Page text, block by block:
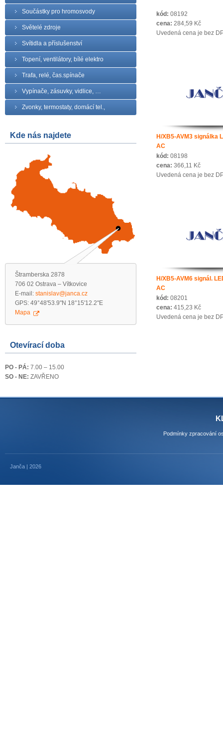
Součástky pro hromosvody
Světelé zdroje
Svítidla a příslušenství
Topení, ventilátory, bílé elektro
Trafa, relé, čas.spínače
Vypínače, zásuvky, vidlice, …
Zvonky, termostaty, domácí tel.,
Kde nás najdete
Štramberska 2878
706 02 Ostrava – Vítkovice
E-mail: stanislav@janca.cz
GPS: 49°48'53.9"N 18°15'12.2"E
Mapa
Otevírací doba
PO - PÁ: 7.00 – 15.00
SO - NE: ZAVŘENO
kód: 08192
cena: 284,59 Kč
Uvedená cena je bez
H/XB5-AVM3 signálka
AC
kód: 08198
cena: 366,11 Kč
Uvedená cena je bez
H/XB5-AVM6 signál.
AC
kód: 08201
cena: 415,23 Kč
Uvedená cena je bez
Podmínky zpracování
Janča | 2026